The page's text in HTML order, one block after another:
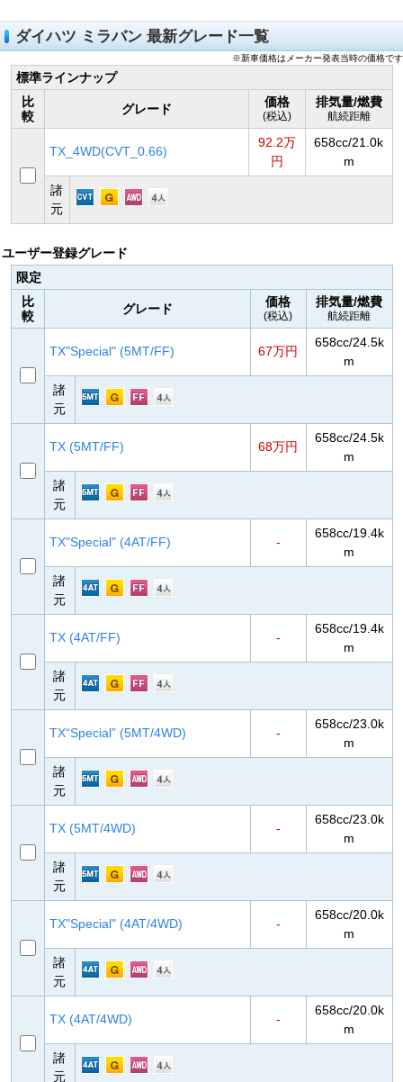
ダイハツ ミラバン 最新グレード一覧
※新車価格はメーカー発表当時の価格です
標準ラインナップ
比
較
グレード 価格
(税込)
排気量/燃費
航続距離
TX_4WD(CVT_0.66)
92.2万
円
658cc/21.0k
m
諸
元
ユーザー登録グレード
限定
比
較
グレード 価格
(税込)
排気量/燃費
航続距離
TX"Special" (5MT/FF) 67万円
658cc/24.5k
m
諸
元
TX (5MT/FF) 68万円
658cc/24.5k
m
諸
元
TX"Special" (4AT/FF) -
658cc/19.4k
m
諸
元
TX (4AT/FF) -
658cc/19.4k
m
諸
元
TX“Special” (5MT/4WD) -
658cc/23.0k
m
諸
元
TX (5MT/4WD) -
658cc/23.0k
m
諸
元
TX"Special" (4AT/4WD) -
658cc/20.0k
m
諸
元
TX (4AT/4WD) -
658cc/20.0k
m
諸
元